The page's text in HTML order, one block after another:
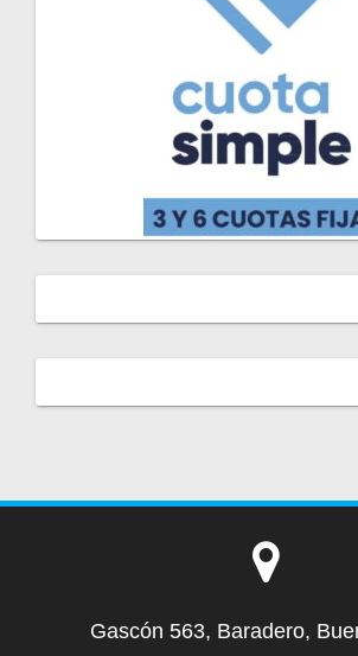
Gascón 563, Baradero,